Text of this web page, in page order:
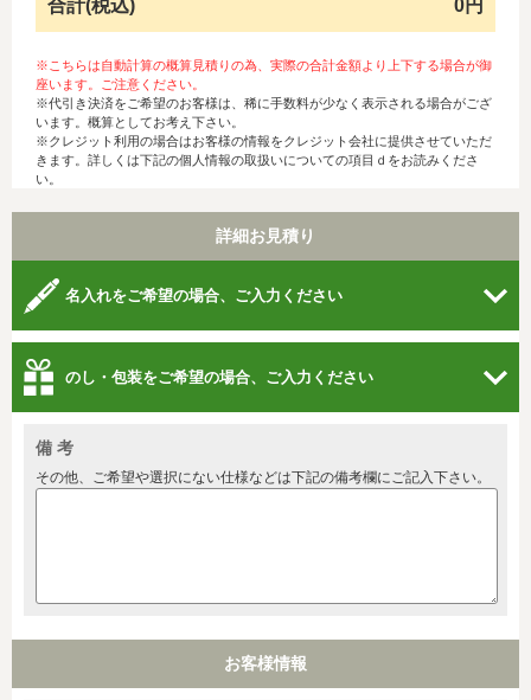
合計(税込) 0円
※こちらは自動計算の概算見積りの為、実際の合計金額より上下する場合が御
座います。ご注意ください。
※代引き決済をご希望のお客様は、稀に手数料が少なく表示される場合がござ
います。概算としてお考え下さい。
※クレジット利用の場合はお客様の情報をクレジット会社に提供させていただ
きます。詳しくは下記の個人情報の取扱いについての項目ｄをお読みくださ
い。
詳細お見積り
名入れをご希望の場合、ご入力ください
のし・包装をご希望の場合、ご入力ください
備 考
その他、ご希望や選択にない仕様などは下記の備考欄にご記入下さい。
お客様情報